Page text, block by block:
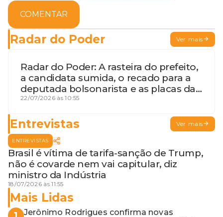
COMENTAR
Radar do Poder Ver mais
Radar do Poder: A rasteira do prefeito,
a candidata sumida, o recado para a
deputada bolsonarista e as placas da
discórdia
22/07/2026 às 10:55
Entrevistas Ver mais
ENTREVISTAS
Brasil é vítima de tarifa-sanção de Trump,
não é covarde nem vai capitular, diz
ministro da Indústria
18/07/2026 às 11:55
Mais Lidas
Jerônimo Rodrigues confirma novas